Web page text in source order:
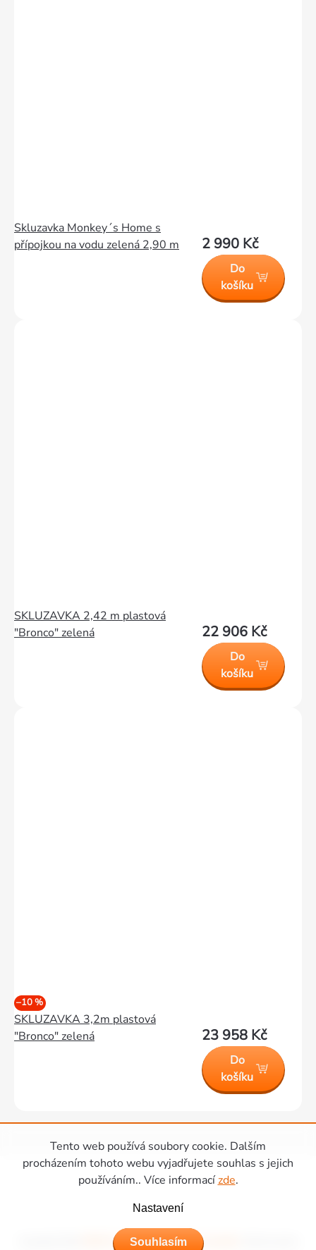
Tento web používá soubory cookie. Dalším
procházením tohoto webu vyjadřujete souhlas s jejich
používáním.. Více informacízde.
Nastavení
Souhlasím
Skluzavka Monkey´s Home s
přípojkou na vodu zelená 2,90 m
2 990 Kč
Do
košíku
SKLUZAVKA 2,42 m plastová
"Bronco" zelená
22 906 Kč
Do
košíku
–10 %
SKLUZAVKA 3,2m plastová
"Bronco" zelená
23 958 Kč
Do
košíku
Ovládací
prvky
Zápatí
Hřiště Piccolino - dětská hřiště a domečky